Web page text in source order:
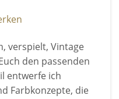
verspielt, Vintage
den passenden
entwerfe ich
Farbkonzepte, die